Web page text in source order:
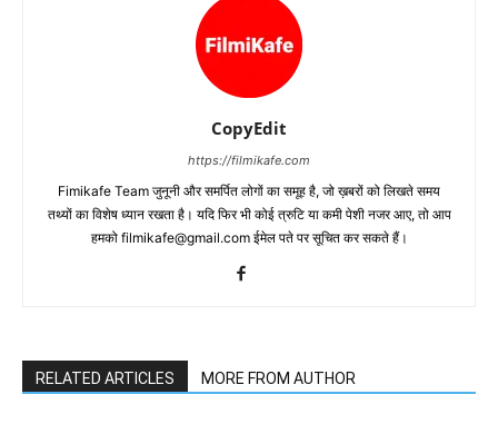
CopyEdit
https://filmikafe.com
Fimikafe Team जुनूनी और समर्पित लोगों का समूह है, जो ख़बरों को लिखते समय
तथ्‍यों का विशेष ध्‍यान रखता है। यदि फिर भी कोई त्रुटि या कमी पेशी नजर आए, तो आप
हमको filmikafe@gmail.com ईमेल पते पर सूचित कर सकते हैं।
RELATED ARTICLES MORE FROM AUTHOR